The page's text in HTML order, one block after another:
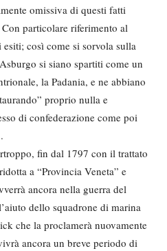
omissiva di questi fatti
particolare riferimento al
così come si sorvola sulla
si siano spartiti come un
la Padania, e ne abbiano
proprio nulla e
di confederazione come poi
fin dal 1797 con il trattato
a “Provincia Veneta” e
ancora nella guerra del
dello squadrone di marina
che la proclamerà nuovamente
ancora un breve periodo di